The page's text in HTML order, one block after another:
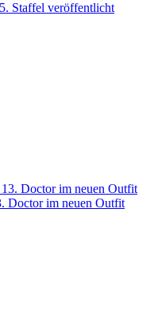
Staffel veröffentlicht
Doctor im neuen Outfit